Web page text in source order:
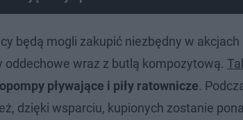
będą mogli zakupić niezbędny w
oddechowe wraz z butlą kompozytową.
pływające i piły ratownicze.
dzięki wsparciu, kupionych zostanie